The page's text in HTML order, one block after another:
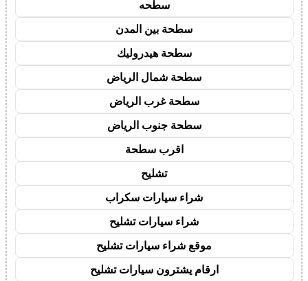
سطحه
سطحة بين المدن
سطحة هيدروليك
سطحة شمال الرياض
سطحة غرب الرياض
سطحة جنوب الرياض
اقرب سطحة
تشليح
شراء سيارات سكراب
شراء سيارات تشليح
موقع شراء سيارات تشليح
ارقام يشترون سيارات تشليح